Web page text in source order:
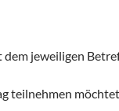
dem jeweiligen
teilnehmen